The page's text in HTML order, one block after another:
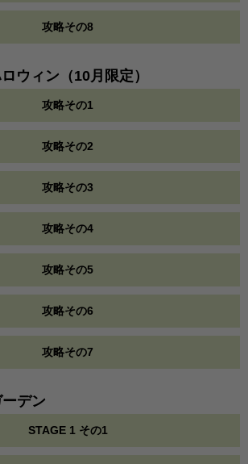
攻略その8
ウィン（10月限定）
攻略その1
攻略その2
攻略その3
攻略その4
攻略その5
攻略その6
攻略その7
ーデン
STAGE 1 その1